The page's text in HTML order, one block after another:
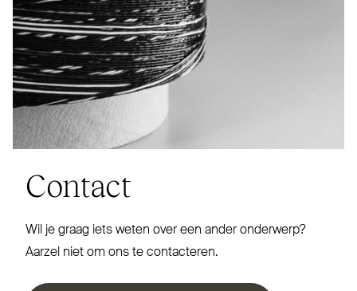
Contact
Wil je graag iets weten over een ander onderwerp?
Aarzel niet om ons te contacteren.